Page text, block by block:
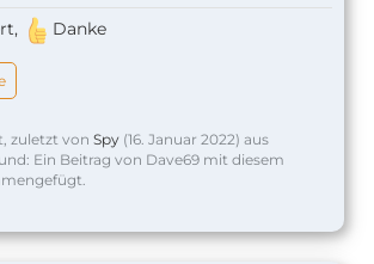
Danke
zuletzt von Spy (16. Januar 2022) aus
Ein Beitrag von Dave69 mit diesem